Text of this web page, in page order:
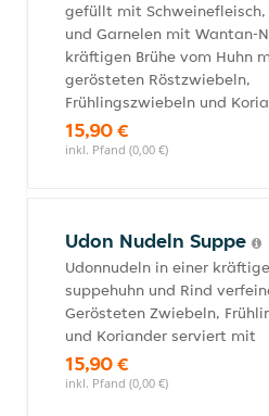
gefüllt mit Schweinefleisch,
und Garnelen mit Wantan-
kräftigen Brühe vom Huhn
gerösteten Röstzwiebeln,
Frühlingszwiebeln und
15,90 €
inkl. Pfand (0,00 €)
Udon Nudeln Suppe
Udonnudeln in einer
suppehuhn und Rind
Gerösteten Zwiebeln,
und Koriander serviert mit
15,90 €
inkl. Pfand (0,00 €)